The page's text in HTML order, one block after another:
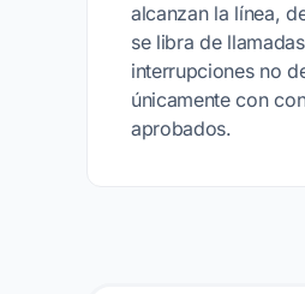
alcanzan la línea,
se libra de
interrupciones no
únicamente con
aprobados.